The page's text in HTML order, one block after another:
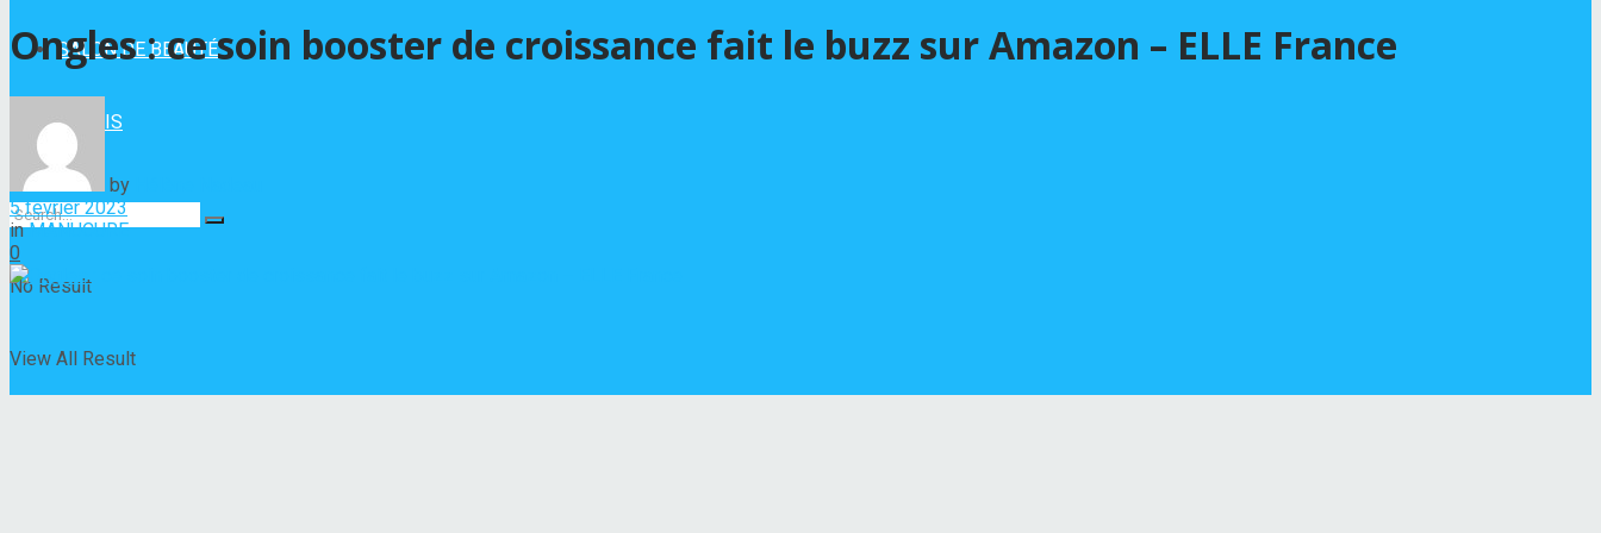
SALON DE BEAUTÉ
VERNIS
No Result
View All Result
Ongles : ce soin booster de croissance fait le buzz sur Amazon – ELLE France
by
5 février 2023
in MANUCURE
0